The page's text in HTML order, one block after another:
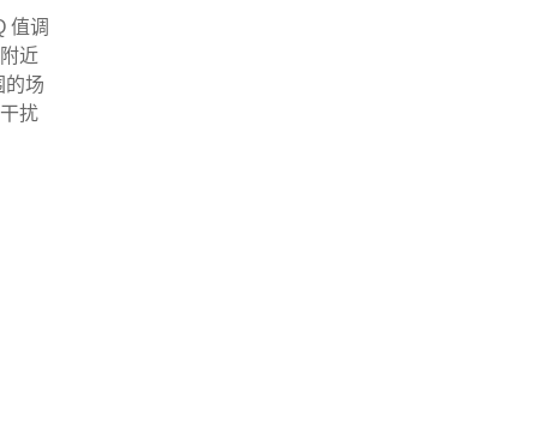
值调
近
的场
扰